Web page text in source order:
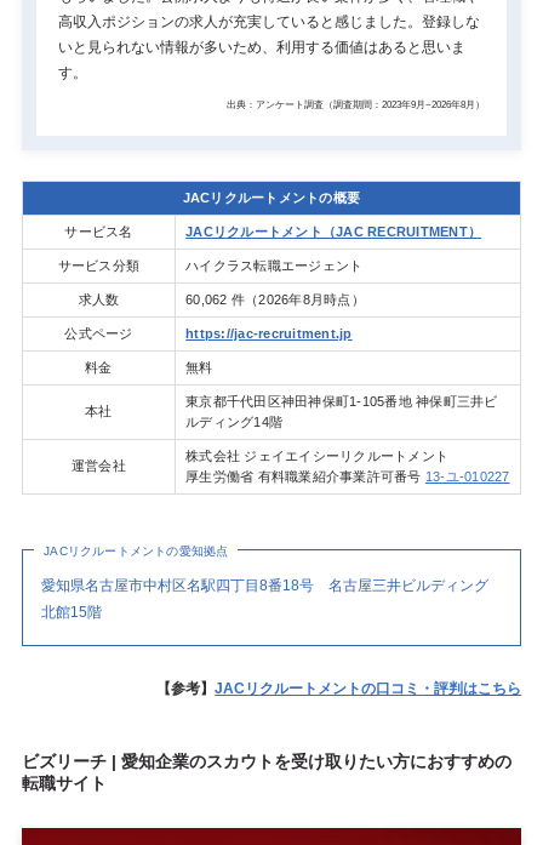
高収入ポジションの求人が充実していると感じました。登録しな
いと見られない情報が多いため、利用する価値はあると思いま
す。
出典：アンケート調査（調査期間：2023年9月~2026年8月）
JACリクルートメントの概要
サービス名 JACリクルートメント（JAC RECRUITMENT）
サービス分類 ハイクラス転職エージェント
求人数 60,062 件（2026年8月時点）
公式ページ https://jac-recruitment.jp
料金 無料
本社
東京都千代田区神田神保町1-105番地 神保町三井ビ
ルディング14階
運営会社
株式会社 ジェイエイシーリクルートメント
厚生労働省 有料職業紹介事業許可番号 13-ユ-010227
JACリクルートメントの愛知拠点
愛知県名古屋市中村区名駅四丁目8番18号 名古屋三井ビルディング
北館15階
【参考】JACリクルートメントの口コミ・評判はこちら
ビズリーチ | 愛知企業のスカウトを受け取りたい方におすすめの
転職サイト